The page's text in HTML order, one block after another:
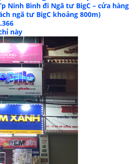
Ninh Bình đi Ngã tư BigC – cửa hàng
ngã tư BigC khoảng 800m)
này